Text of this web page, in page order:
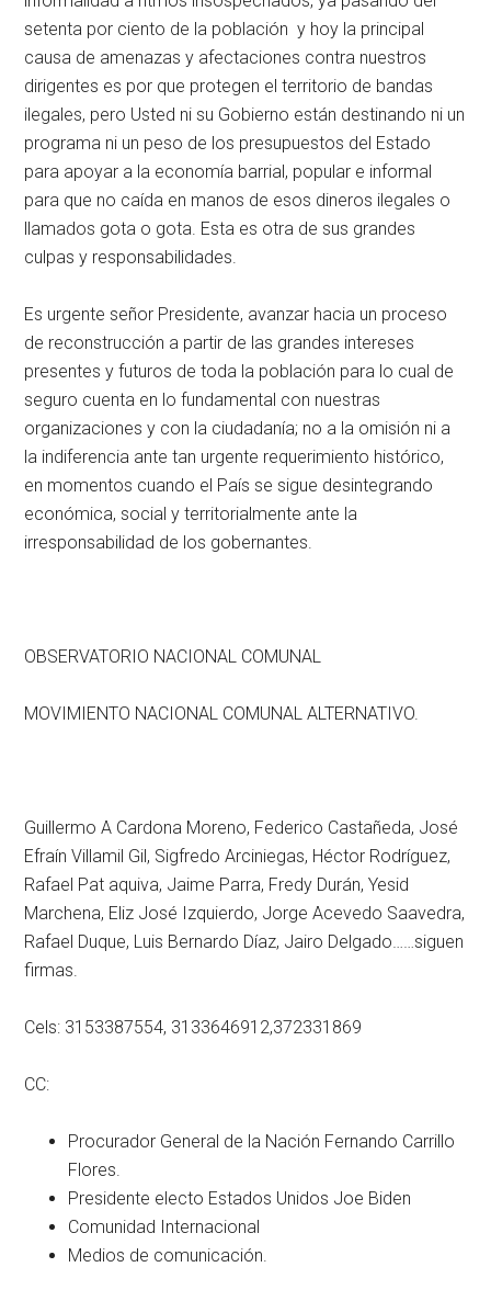
setenta por ciento de la población y hoy la principal
causa de amenazas y afectaciones contra nuestros
dirigentes es por que protegen el territorio de bandas
ilegales, pero Usted ni su Gobierno están destinando ni un
programa ni un peso de los presupuestos del Estado
para apoyar a la economía barrial, popular e informal
para que no caída en manos de esos dineros ilegales o
llamados gota o gota. Esta es otra de sus grandes
culpas y responsabilidades.
Es urgente señor Presidente, avanzar hacia un proceso
de reconstrucción a partir de las grandes intereses
presentes y futuros de toda la población para lo cual de
seguro cuenta en lo fundamental con nuestras
organizaciones y con la ciudadanía; no a la omisión ni a
la indiferencia ante tan urgente requerimiento histórico,
en momentos cuando el País se sigue desintegrando
económica, social y territorialmente ante la
irresponsabilidad de los gobernantes.
OBSERVATORIO NACIONAL COMUNAL
MOVIMIENTO NACIONAL COMUNAL ALTERNATIVO.
Guillermo A Cardona Moreno, Federico Castañeda, José
Efraín Villamil Gil, Sigfredo Arciniegas, Héctor Rodríguez,
Rafael Pat aquiva, Jaime Parra, Fredy Durán, Yesid
Marchena, Eliz José Izquierdo, Jorge Acevedo Saavedra,
Rafael Duque, Luis Bernardo Díaz, Jairo Delgado……siguen
firmas.
Cels: 3153387554, 3133646912,372331869
CC:
Procurador General de la Nación Fernando Carrillo
Flores.
Presidente electo Estados Unidos Joe Biden
Comunidad Internacional
Medios de comunicación.